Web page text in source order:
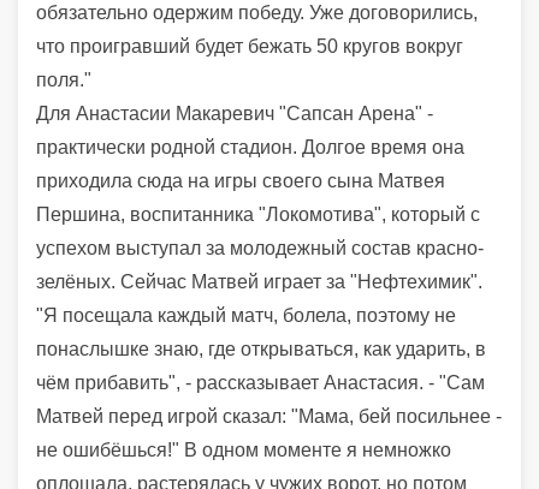
обязательно одержим победу. Уже договорились,
что проигравший будет бежать 50 кругов вокруг
поля."
Для Анастасии Макаревич "Сапсан Арена" -
практически родной стадион. Долгое время она
приходила сюда на игры своего сына Матвея
Першина, воспитанника "Локомотива", который с
успехом выступал за молодежный состав красно-
зелёных. Сейчас Матвей играет за "Нефтехимик".
"Я посещала каждый матч, болела, поэтому не
понаслышке знаю, где открываться, как ударить, в
чём прибавить", - рассказывает Анастасия. - "Сам
Матвей перед игрой сказал: "Мама, бей посильнее -
не ошибёшься!" В одном моменте я немножко
оплошала, растерялась у чужих ворот, но потом